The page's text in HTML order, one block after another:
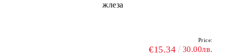
жлеза
Price:
€15.34 30.00лв.